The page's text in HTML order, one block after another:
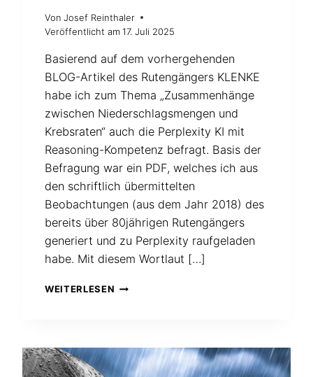
Von Josef Reinthaler
Veröffentlicht am 17. Juli 2025
Basierend auf dem vorhergehenden
BLOG-Artikel des Rutengängers KLENKE
habe ich zum Thema „Zusammenhänge
zwischen Niederschlagsmengen und
Krebsraten“ auch die Perplexity KI mit
Reasoning-Kompetenz befragt. Basis der
Befragung war ein PDF, welches ich aus
den schriftlich übermittelten
Beobachtungen (aus dem Jahr 2018) des
bereits über 80jährigen Rutengängers
generiert und zu Perplexity raufgeladen
habe. Mit diesem Wortlaut […]
WEITERLESEN AUCH
ES
ZUSAMMENHÄNGE